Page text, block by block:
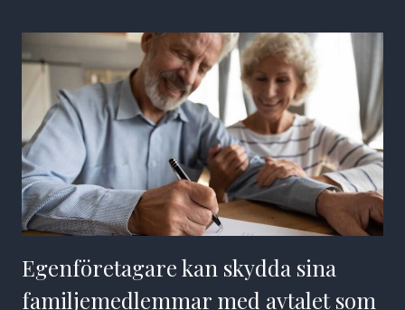
Egenföretagare kan skydda sina
familjemedlemmar med avtalet som